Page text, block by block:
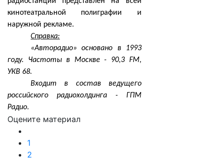
кинотеатральной полиграфии и
наружной рекламе.
Справка:
«Авторадио» основано в 1993
году. Частоты в Москве - 90,3 FM,
УКВ 68.
Входит в состав ведущего
российского радиохолдинга - ГПМ
Радио.
Оцените материал
1
2